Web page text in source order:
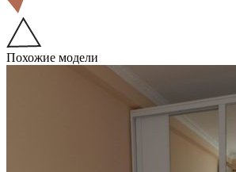
Похожие модели